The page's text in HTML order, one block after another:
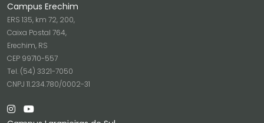
Campus Erechim
ERS 135, km 72, 200,
Caixa Postal 764,
Erechim, RS
CEP 99710-557
Tel. (54) 3321-7050
CNPJ 11.234.780/0002-31